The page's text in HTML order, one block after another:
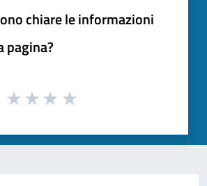
chiare le informazioni
pagina?